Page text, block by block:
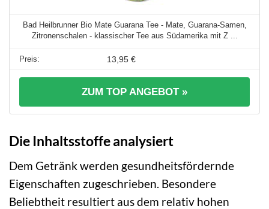
Bad Heilbrunner Bio Mate Guarana Tee - Mate, Guarana-Samen,
Zitronenschalen - klassischer Tee aus Südamerika mit Z ...
13,95 €
ZUM TOP ANGEBOT »
Die Inhaltsstoffe analysiert
Dem Getränk werden gesundheitsfördernde
Eigenschaften zugeschrieben. Besondere
Beliebtheit resultiert aus dem relativ hohen